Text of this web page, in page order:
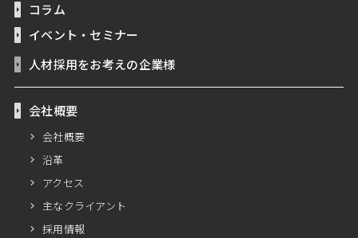
コラム
イベント・セミナー
人材採用をお考えの企業様
会社概要
会社概要
沿革
アクセス
主なクライアント
採用情報